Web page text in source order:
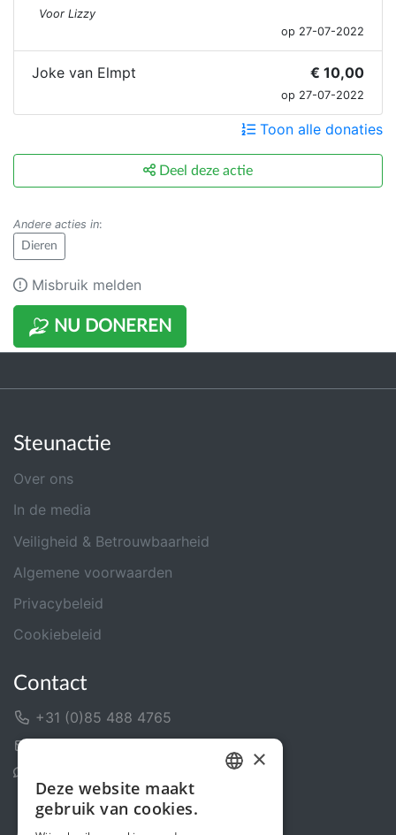
NU DONEREN
Voor Lizzy
op 27-07-2022
Joke van Elmpt € 10,00
op 27-07-2022
Toon alle donaties
Deel deze actie
Andere acties in:
Dieren
Misbruik melden
Steunactie
Over ons
In de media
Veiligheid & Betrouwbaarheid
Algemene voorwaarden
Privacybeleid
Cookiebeleid
Contact
+31 (0)85 488 4765
×
Deze website maakt
gebruik van cookies.